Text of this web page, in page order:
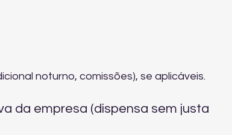
noturno, comissões), se aplicáveis.
da empresa (dispensa sem justa